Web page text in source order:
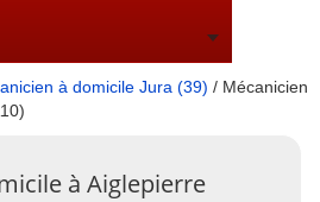
à domicile Jura (39) / Mécanicien
à Aiglepierre